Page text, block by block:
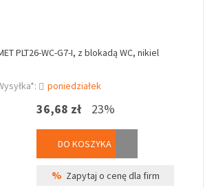
PLT26-WC-G7-I, z blokadą WC, nikiel
poniedziałek
36,68 zł 23%
DO KOSZYKA
% Zapytaj o cenę dla firm